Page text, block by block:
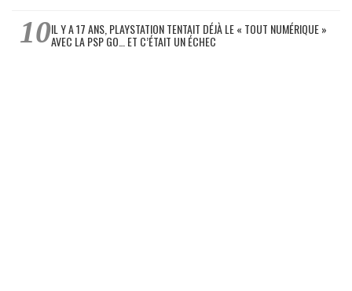
IL Y A 17 ANS, PLAYSTATION TENTAIT DÉJÀ LE « TOUT NUMÉRIQUE »
AVEC LA PSP GO… ET C’ÉTAIT UN ÉCHEC